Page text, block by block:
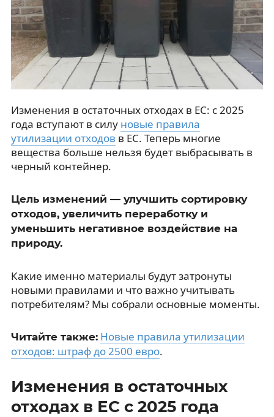
Изменения в остаточных отходах в ЕС: с 2025
года вступают в силу новые правила
утилизации отходов в ЕС. Теперь многие
вещества больше нельзя будет выбрасывать в
черный контейнер.
Цель изменений — улучшить сортировку
отходов, увеличить переработку и
уменьшить негативное воздействие на
природу.
Какие именно материалы будут затронуты
новыми правилами и что важно учитывать
потребителям? Мы собрали основные моменты.
Читайте также: Новые правила утилизации
отходов: штраф до 2500 евро.
Изменения в остаточных
отходах в ЕС с 2025 года